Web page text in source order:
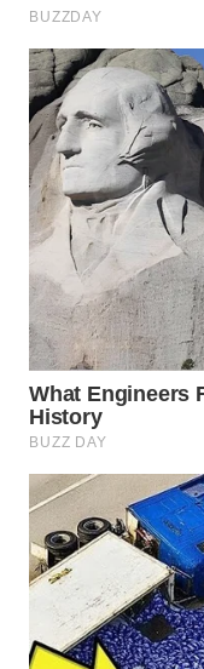
PADANG
LAWAS
WN
SUMEDANG
WN
CIANJUR
WN
KEPULAUAN
SERIBU
WN
TANGERANG
WN
BINJAI
WN
CIREBON